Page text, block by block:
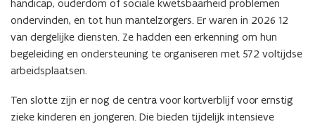
handicap, ouderdom of sociale kwetsbaarheid problemen
ondervinden, en tot hun mantelzorgers. Er waren in 2026 12
van dergelijke diensten. Ze hadden een erkenning om hun
begeleiding en ondersteuning te organiseren met 572 voltijdse
arbeidsplaatsen.
Ten slotte zijn er nog de centra voor kortverblijf voor ernstig
zieke kinderen en jongeren. Die bieden tijdelijk intensieve